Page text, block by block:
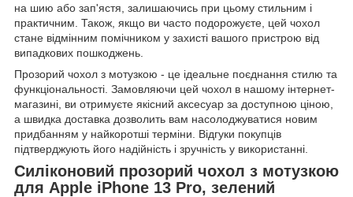
на шию або зап'ястя, залишаючись при цьому стильним і
практичним. Також, якщо ви часто подорожуєте, цей чохол
стане відмінним помічником у захисті вашого пристрою від
випадкових пошкоджень.
Прозорий чохол з мотузкою - це ідеальне поєднання стилю та
функціональності. Замовляючи цей чохол в нашому інтернет-
магазині, ви отримуєте якісний аксесуар за доступною ціною,
а швидка доставка дозволить вам насолоджуватися новим
придбанням у найкоротші терміни. Відгуки покупців
підтверджують його надійність і зручність у використанні.
Силіконовий прозорий чохол з мотузкою
для Apple iPhone 13 Pro, зелений